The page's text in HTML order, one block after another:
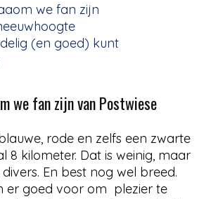
we fan zijn
(en goed) kunt
we fan zijn van Postwiese
rode en zelfs een zwarte
8 kilometer. Dat is weinig, maar
En best nog wel breed.
er goed voor om plezier te